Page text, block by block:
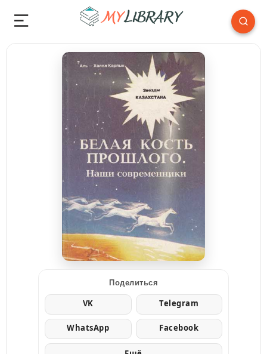
Поделиться
VK Telegram
WhatsApp Facebook